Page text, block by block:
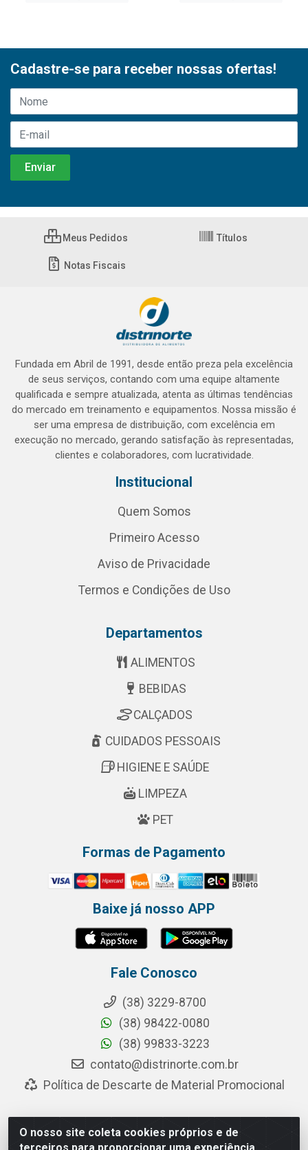
O nosso site coleta cookies próprios e de
Cadastre-se para receber nossas ofertas!
Meus Pedidos Títulos
Notas Fiscais
Fundada em Abril de 1991, desde então preza pela excelência
de seus serviços, contando com uma equipe altamente
qualificada e sempre atualizada, atenta as últimas tendências
do mercado em treinamento e equipamentos. Nossa missão é
ser uma empresa de distribuição, com excelência em
execução no mercado, gerando satisfação às representadas,
clientes e colaboradores, com lucratividade.
Institucional
Quem Somos
Primeiro Acesso
Aviso de Privacidade
Termos e Condições de Uso
Departamentos
ALIMENTOS
BEBIDAS
CALÇADOS
CUIDADOS PESSOAIS
HIGIENE E SAÚDE
LIMPEZA
PET
Formas de Pagamento
Baixe já nosso APP
Fale Conosco
(38) 3229-8700
(38) 98422-0080
(38) 99833-3223
contato@distrinorte.com.br
Política de Descarte de Material Promocional
Distrinorte Distribuidora de Alimentos - Avenida Pedro